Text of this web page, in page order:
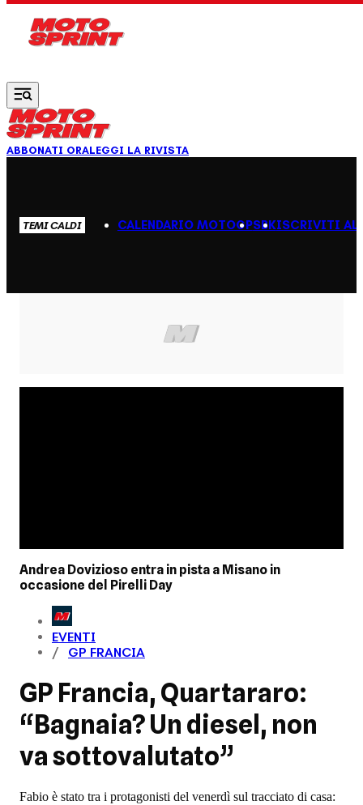
ABBONATI ORALEGGI LA RIVISTA
TEMI CALDI CALENDARIO MOTOGPSBKISCRIVITI AL
Andrea Dovizioso entra in pista a Misano in
occasione del Pirelli Day
EVENTI
GP FRANCIA
GP Francia, Quartararo:
“Bagnaia? Un diesel, non
va sottovalutato”
Fabio è stato tra i protagonisti del venerdì sul tracciato di casa: